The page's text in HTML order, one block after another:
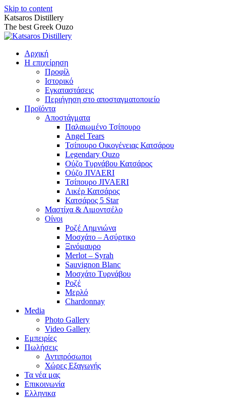
Skip to content
Katsaros Distillery
The best Greek Ouzo
Αρχική
Η επιχείρηση
Προφίλ
Ιστορικό
Εγκαταστάσεις
Περιήγηση στο αποσταγματοποιείο
Προϊόντα
Αποστάγματα
Παλαιωμένο Τσίπουρο
Angel Tears
Τσίπουρο Οικογένειας Κατσάρου
Legendary Ouzo
Ούζο Τυρνάβου Κατσάρος
Ούζο JIVAERI
Τσίπουρο JIVAERI
Λικέρ Κατσάρος
Κατσάρος 5 Star
Μαστίχα & Λιμοντσέλο
Οίνοι
Ροζέ Λημνιώνα
Μοσχάτο – Ασύρτικο
Ξινόμαυρο
Merlot – Syrah
Sauvignon Blanc
Μοσχάτο Τυρνάβου
Ροζέ
Μερλό
Chardonnay
Media
Photo Gallery
Video Gallery
Εμπειρίες
Πωλήσεις
Αντιπρόσωποι
Χώρες Εξαγωγής
Τα νέα μας
Επικοινωνία
Ελληνικα